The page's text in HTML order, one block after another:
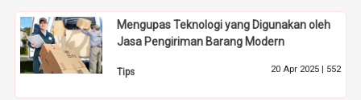
Mengupas Teknologi yang Digunakan oleh
Jasa Pengiriman Barang Modern
Tips 20 Apr 2025 | 552